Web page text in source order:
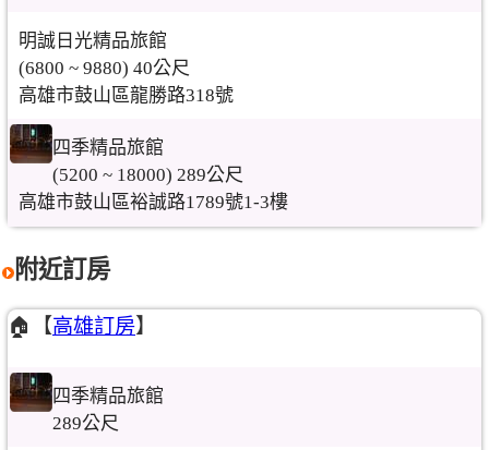
明誠日光精品旅館
(6800 ~ 9880) 40公尺
高雄市鼓山區龍勝路318號
四季精品旅館
(5200 ~ 18000) 289公尺
高雄市鼓山區裕誠路1789號1-3樓
附近訂房
🏠【高雄訂房】
四季精品旅館
289公尺